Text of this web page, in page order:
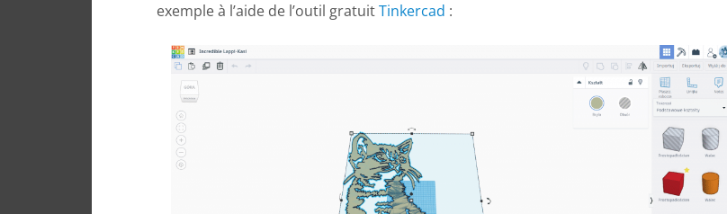
exemple à l’aide de l’outil gratuitTinkercad :